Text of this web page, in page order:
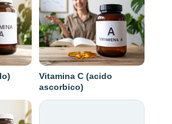
Vitamina C (acido
ascorbico)